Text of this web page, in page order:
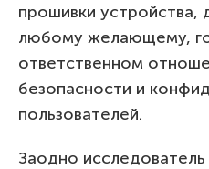
прошивки устройства,
любому желающему,
ответственном
безопасности и
пользователей.
Заодно